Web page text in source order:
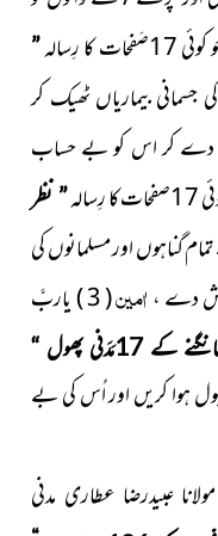
”
بیماریاں ٹھیک کر
دے کر اس کو بے حساب
” نظر
گناہوں اور مسلمانوں کی
دے ،اٰمین( 3 )
یاربَّ
کے 17مَدَنی پھول “
ہوا کریں اور اُس کی بے
عبیدرضا عطاری مدنی